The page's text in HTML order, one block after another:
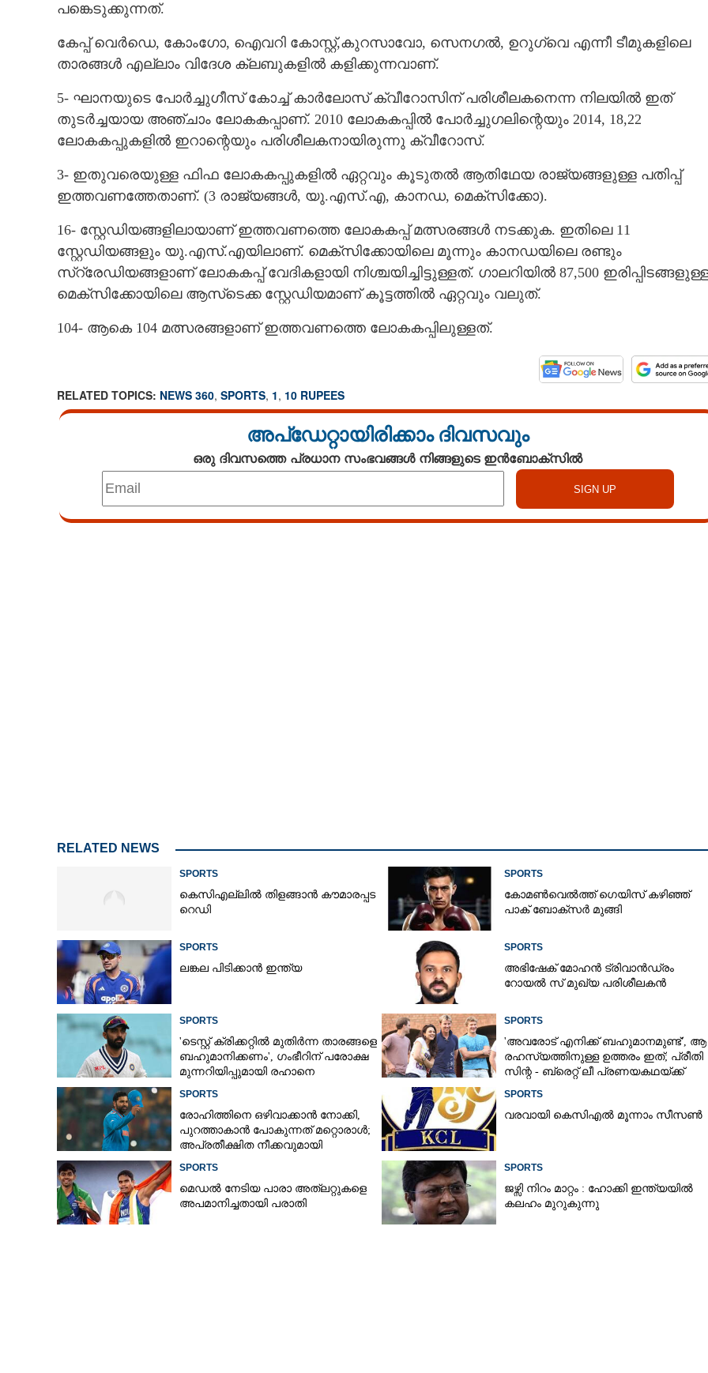
പങ്കെടുക്കുന്നത്.
കേപ്പ് വെർഡെ, കോംഗോ, ഐവറി കോസ്റ്റ്,കുറസാവോ, സെനഗൽ, ഉറുഗ്വെ എന്നീ ടീമുകളിലെ
താരങ്ങൾ എല്ലാം വിദേശ ക്ലബുകളിൽ കളിക്കുന്നവാണ്.
5- ഘാനയുടെ പോർച്ചുഗീസ് കോച്ച് കാർലോസ് ക്വീറോസിന് പരിശീലകനെന്ന നിലയിൽ ഇത്
തുടർച്ചയായ അഞ്ചാം ലോകകപ്പാണ്. 2010 ലോകകപ്പിൽ പോർച്ചുഗലിന്റെയും 2014,​ 18,​22
ലോകകപ്പുകളിൽ ഇറാന്റെയും പരിശീലകനായിരുന്നു ക്വീറോസ്.
3- ഇതുവരെയുള്ള ഫിഫ ലോകകപ്പുകളിൽ ഏറ്റവും കൂടുതൽ ആതിഥേയ രാജ്യങ്ങളുള്ള പതിപ്പ്
ഇത്തവണത്തേതാണ്. (3 രാജ്യങ്ങൾ,​ യു.എസ്.എ,​ കാനഡ,​ മെക്സിക്കോ)​.
16- സ്റ്റേഡിയങ്ങളിലായാണ് ഇത്തവണത്തെ ലോകകപ്പ് മത്സരങ്ങൾ നടക്കുക. ഇതിലെ 11
സ്റ്റേഡിയങ്ങളും യു.എസ്.എയിലാണ്. മെക്‌സിക്കോയിലെ മൂന്നും കാനഡയിലെ രണ്ടും
സ്റ്രേഡിയങ്ങളാണ് ലോകകപ്പ് വേദികളായി നിശ്ചയിച്ചിട്ടുള്ളത്. ഗാലറിയിൽ 87,​500
മെക്സി‌ക്കോയിലെ ആസ്‌ടെക്ക സ്റ്റേഡിയമാണ് കൂട്ടത്തിൽ ഏറ്റവും വലുത്.
104- ആകെ 104 മത്സരങ്ങളാണ് ഇത്തവണത്തെ ലോകകപ്പിലുള്ളത്.
RELATED TOPICS: NEWS 360, SPORTS, 1, 10 RUPEES
അപ്ഡേറ്റായിരിക്കാം ദിവസവും
ഒരു ദിവസത്തെ പ്രധാന സംഭവങ്ങൾ നിങ്ങളുടെ ഇൻബോക്സിൽ
RELATED NEWS
SPORTS
കെസിഎല്ലിൽ തിളങ്ങാൻ കൗമാരപ്പട
റെഡി
SPORTS
കോമൺവെൽത്ത് ഗെയിസ് കഴിഞ്ഞ്
പാക് ബോക്സർ മുങ്ങി
SPORTS
ലങ്കല പിടിക്കാൻ ഇന്ത്യ
SPORTS
അഭിഷേക് മോഹൻ ട്രിവാൻഡ്രം
റോയൽ സ് മുഖ്യ പരിശീലകൻ
SPORTS
'ടെസ്റ്റ് ക്രിക്കറ്റിൽ മുതിർന്ന താരങ്ങളെ
ബഹുമാനിക്കണം', ഗംഭീറിന് പരോക്ഷ
മുന്നറിയിപ്പുമായി രഹാനെ
SPORTS
'അവരോട് എനിക്ക് ബഹുമാനമുണ്ട്',​ ആ
രഹസ്യത്തിനുള്ള ഉത്തരം ഇത്; പ്രീതി
സിന്റ - ബ്രെറ്റ് ലീ പ്രണയകഥയ്ക്ക്
SPORTS
രോഹിത്തിനെ ഒഴിവാക്കാൻ നോക്കി,​
പുറത്താകാൻ പോകുന്നത് മറ്റൊരാൾ;
അപ്രതീക്ഷിത നീക്കവുമായി
SPORTS
വരവായി കെസിഎൽ മൂന്നാം സീസൺ
SPORTS
മെഡൽ നേടിയ പാരാ അത്‌ലറ്റുകളെ
അപമാനിച്ചതായി പരാതി
SPORTS
ജഴ്സി നിറം മാറ്റം : ഹോക്കി ഇന്ത്യയിൽ
കലഹം മുറുകുന്നു
ഖൽബാണ് ഈ പന്ത്!
Share this link
Copy Link